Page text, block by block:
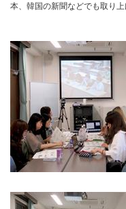
本、韓国の新聞などでも取り上